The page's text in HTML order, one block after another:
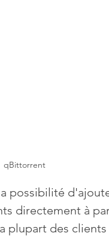
qBittorrent
possibilité
directement à
plupart des